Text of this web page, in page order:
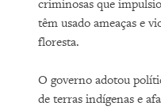
criminosas que
têm usado ameaças e
floresta.
O governo adotou
de terras indígenas e